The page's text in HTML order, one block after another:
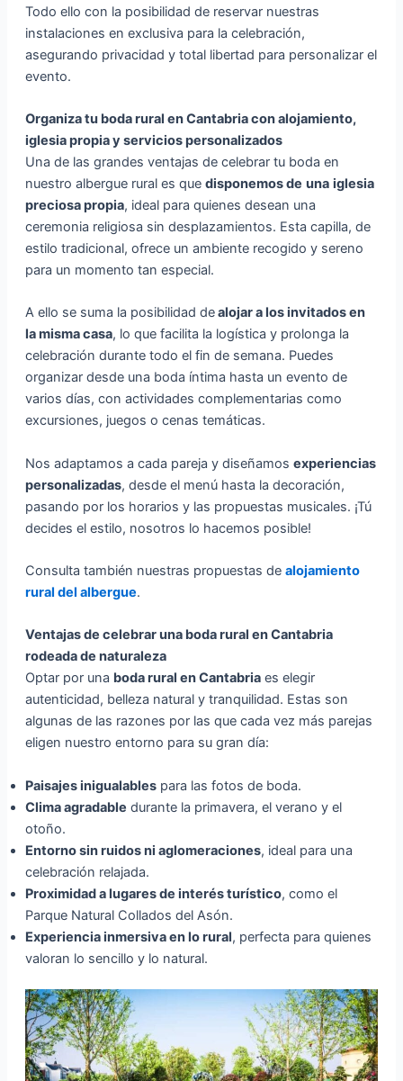
Todo ello con la posibilidad de reservar nuestras
instalaciones en exclusiva para la celebración,
asegurando privacidad y total libertad para personalizar el
evento.
Organiza tu boda rural en Cantabria con alojamiento,
iglesia propia y servicios personalizados
Una de las grandes ventajas de celebrar tu boda en
nuestro albergue rural es que disponemos de una iglesia
preciosa propia, ideal para quienes desean una
ceremonia religiosa sin desplazamientos. Esta capilla, de
estilo tradicional, ofrece un ambiente recogido y sereno
para un momento tan especial.
A ello se suma la posibilidad dealojar a los invitados en
la misma casa, lo que facilita la logística y prolonga la
celebración durante todo el fin de semana. Puedes
organizar desde una boda íntima hasta un evento de
varios días, con actividades complementarias como
excursiones, juegos o cenas temáticas.
Nos adaptamos a cada pareja y diseñamos experiencias
personalizadas, desde el menú hasta la decoración,
pasando por los horarios y las propuestas musicales. ¡Tú
decides el estilo, nosotros lo hacemos posible!
Consulta también nuestras propuestas de alojamiento
rural del albergue.
Ventajas de celebrar una boda rural en Cantabria
rodeada de naturaleza
Optar por una boda rural en Cantabriaes elegir
autenticidad, belleza natural y tranquilidad. Estas son
algunas de las razones por las que cada vez más parejas
eligen nuestro entorno para su gran día:
Paisajes inigualablespara las fotos de boda.
Clima agradable durante la primavera, el verano y el
otoño.
Entorno sin ruidos ni aglomeraciones, ideal para una
celebración relajada.
Proximidad a lugares de interés turístico, como el
Parque Natural Collados del Asón.
Experiencia inmersiva en lo rural, perfecta para quienes
valoran lo sencillo y lo natural.